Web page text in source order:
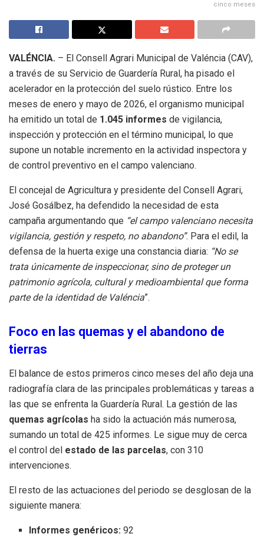
cinco meses
VALÉNCIA. – El Consell Agrari Municipal de Valéncia (CAV),
a través de su Servicio de Guardería Rural, ha pisado el
acelerador en la protección del suelo rústico. Entre los
meses de enero y mayo de 2026, el organismo municipal
ha emitido un total de 1.045 informes de vigilancia,
inspección y protección en el término municipal, lo que
supone un notable incremento en la actividad inspectora y
de control preventivo en el campo valenciano.
El concejal de Agricultura y presidente del Consell Agrari,
José Gosálbez, ha defendido la necesidad de esta
campaña argumentando que “el campo valenciano necesita
vigilancia, gestión y respeto, no abandono”. Para el edil, la
defensa de la huerta exige una constancia diaria: “No se
trata únicamente de inspeccionar, sino de proteger un
patrimonio agrícola, cultural y medioambiental que forma
parte de la identidad de Valéncia”.
Foco en las quemas y el abandono de
tierras
El balance de estos primeros cinco meses del año deja una
radiografía clara de las principales problemáticas y tareas a
las que se enfrenta la Guardería Rural. La gestión de las
quemas agrícolas ha sido la actuación más numerosa,
sumando un total de 425 informes. Le sigue muy de cerca
el control del estado de las parcelas, con 310
intervenciones.
El resto de las actuaciones del periodo se desglosan de la
siguiente manera:
Informes genéricos: 92